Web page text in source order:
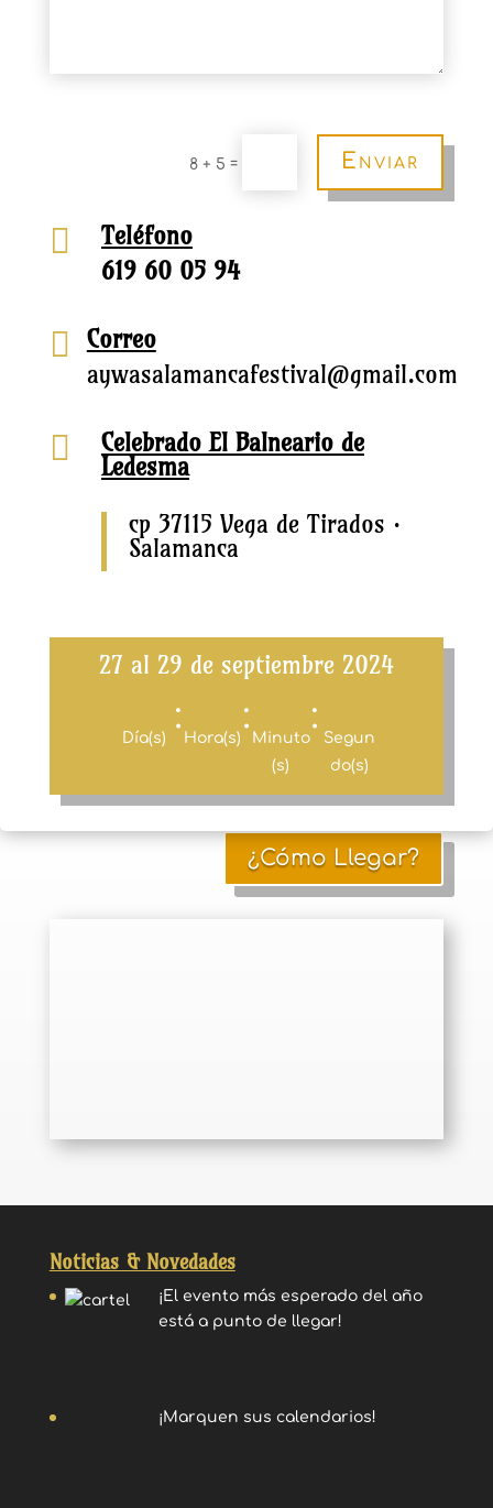
8 + 5 = Enviar

Teléfono
619 60 05 94

Correo
aywasalamancafestival@gmail.com
 Celebrado El Balneario de
Ledesma
cp 37115 Vega de Tirados ·
Salamanca
27 al 29 de septiembre 2024
Día(s)
:
Hora(s)
:
Minuto
(s)
:
Segun
do(s)
¿Cómo Llegar?
Noticias & Novedades
¡El evento más esperado del año
está a punto de llegar!
¡Marquen sus calendarios!